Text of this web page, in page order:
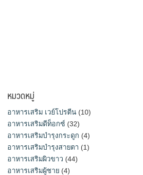
หมวดหมู่
อาหารเสริม เวย์โปรตีน (10)
อาหารเสริมดีท็อกซ์ (32)
อาหารเสริมบำรุงกระดูก (4)
อาหารเสริมบำรุงสายตา (1)
อาหารเสริมผิวขาว (44)
อาหารเสริมผู้ชาย (4)